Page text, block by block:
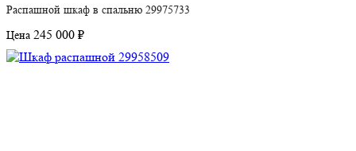
Распашной шкаф в спальню 29975733
Цена 245 000 ₽